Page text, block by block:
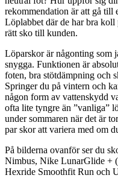
rekommendation är att gå till
Löplabbet där de har bra koll
rätt sko till kunden.
Löparskor är någonting som
snygga. Funktionen är
foten, bra stötdämpning och
Springer du på vintern och
någon form av vattenskydd
ofta lite tyngre än ”vanliga”
under sommaren när det är
par skor att variera med om
På bilderna ovanför ser du
Nimbus, Nike LunarGlide +
Hexride Smoothfit Run och